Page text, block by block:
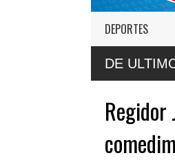
DEPORTES
DE
Faride Raful: "Si
ante la ley"
Regidor